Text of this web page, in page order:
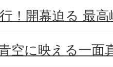
！開幕迫る 最
空に映える一面